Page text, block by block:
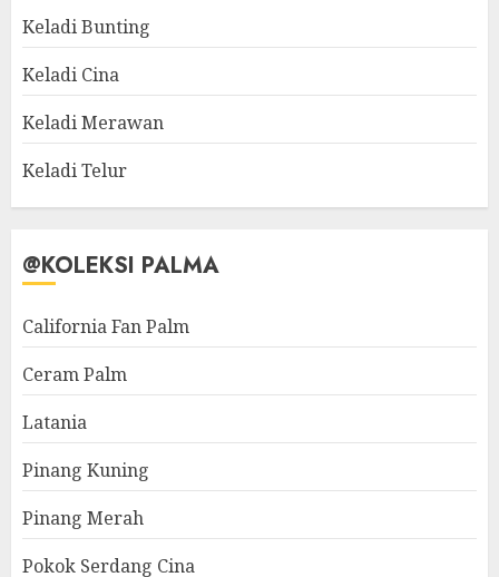
Keladi Bunting
Keladi Cina
Keladi Merawan
Keladi Telur
@KOLEKSI PALMA
California Fan Palm
Ceram Palm
Latania
Pinang Kuning
Pinang Merah
Pokok Serdang Cina